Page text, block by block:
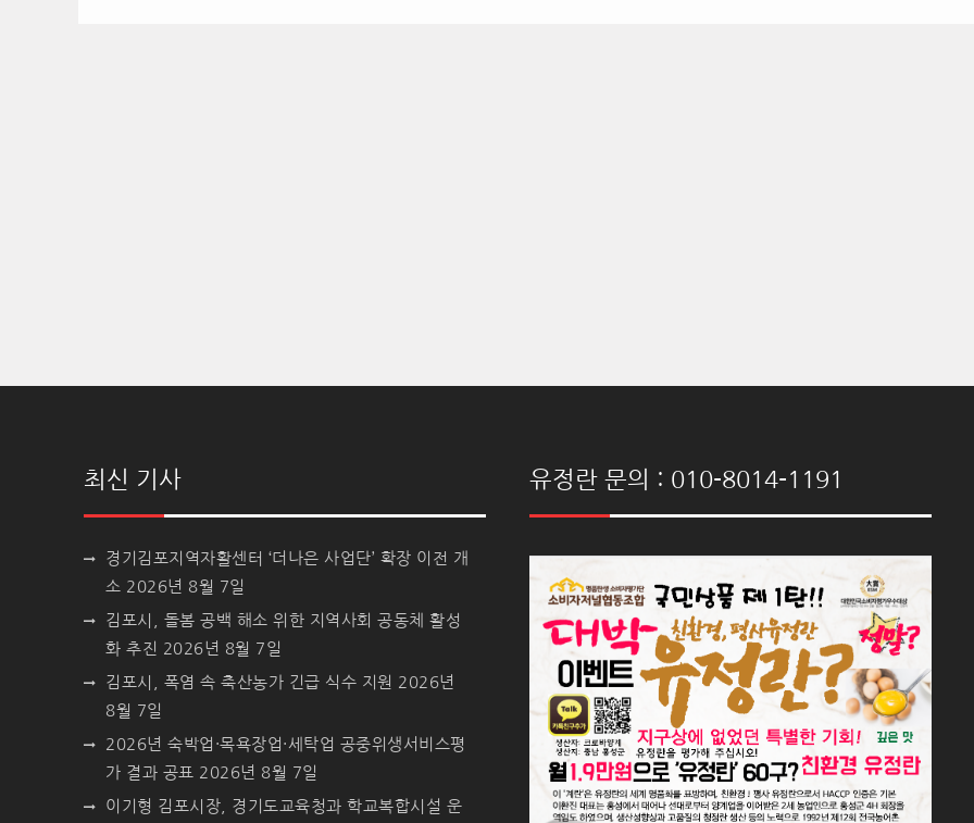
최신 기사
경기김포지역자활센터 ‘더나은 사업단’ 확장 이전 개
소 2026년 8월 7일
김포시, 돌봄 공백 해소 위한 지역사회 공동체 활성
화 추진 2026년 8월 7일
김포시, 폭염 속 축산농가 긴급 식수 지원 2026년
8월 7일
2026년 숙박업·목욕장업·세탁업 공중위생서비스평
가 결과 공표 2026년 8월 7일
이기형 김포시장, 경기도교육청과 학교복합시설 운
유정란 문의 : 010-8014-1191